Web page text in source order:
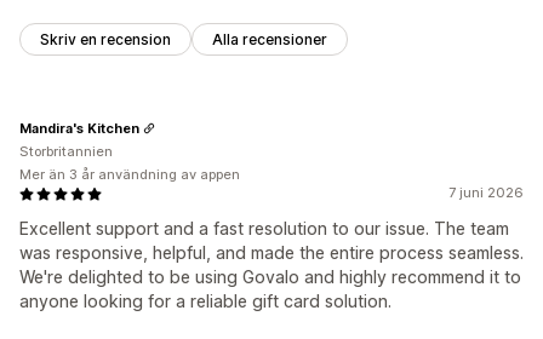
Skriv en recension Alla recensioner
7 juni 2026
Excellent support and a fast resolution to our issue. The team
was responsive, helpful, and made the entire process seamless.
We're delighted to be using Govalo and highly recommend it to
anyone looking for a reliable gift card solution.
Mandira's Kitchen
Storbritannien
Mer än 3 år användning av appen